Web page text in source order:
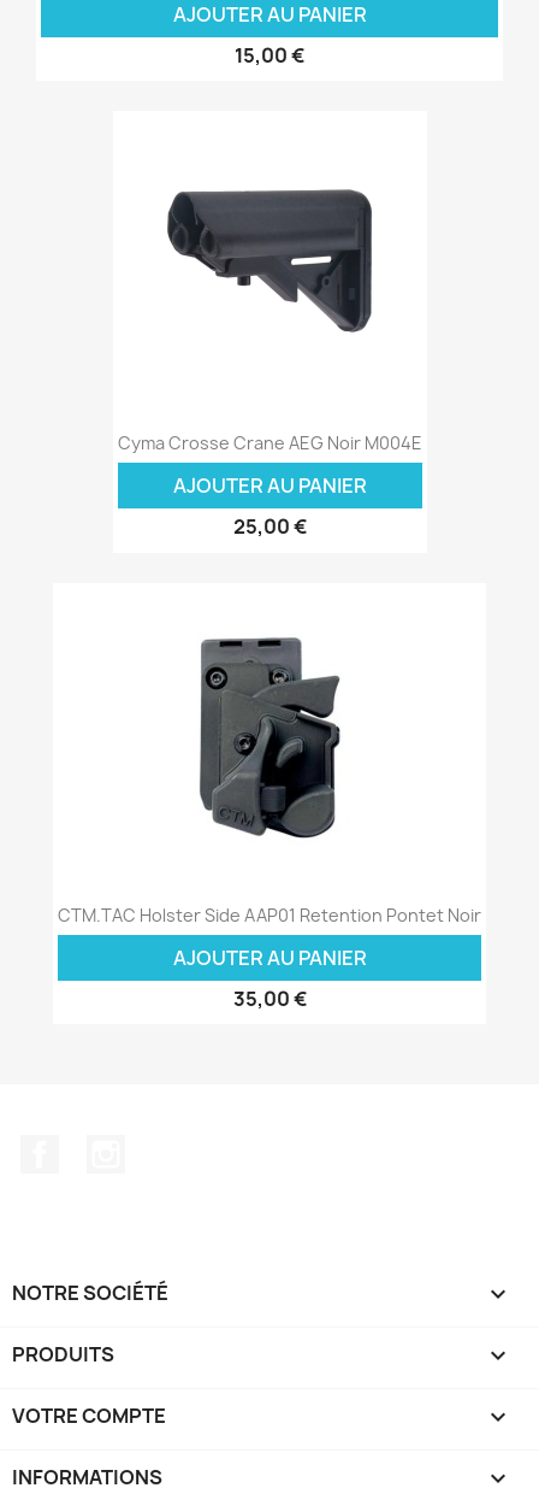
AJOUTER AU PANIER
15,00 €
Cyma Crosse Crane AEG Noir M004E
AJOUTER AU PANIER
25,00 €
CTM.TAC Holster Side AAP01 Retention Pontet Noir
AJOUTER AU PANIER
35,00 €
NOTRE SOCIÉTÉ 
PRODUITS 
VOTRE COMPTE 
INFORMATIONS keyboard_arrow_down